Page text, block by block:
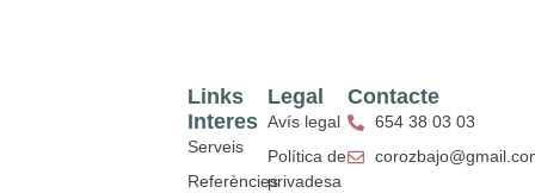
Legal
Avís legal
Política de
privadesa
Links
Interes
Serveis
Referències
Contacte
654 38 03 03